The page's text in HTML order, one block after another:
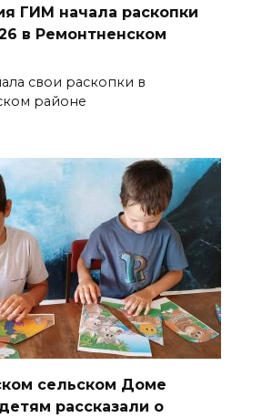
ГИМ начала раскопки
в Ремонтненском
свои раскопки в
районе
сельском Доме
рассказали о